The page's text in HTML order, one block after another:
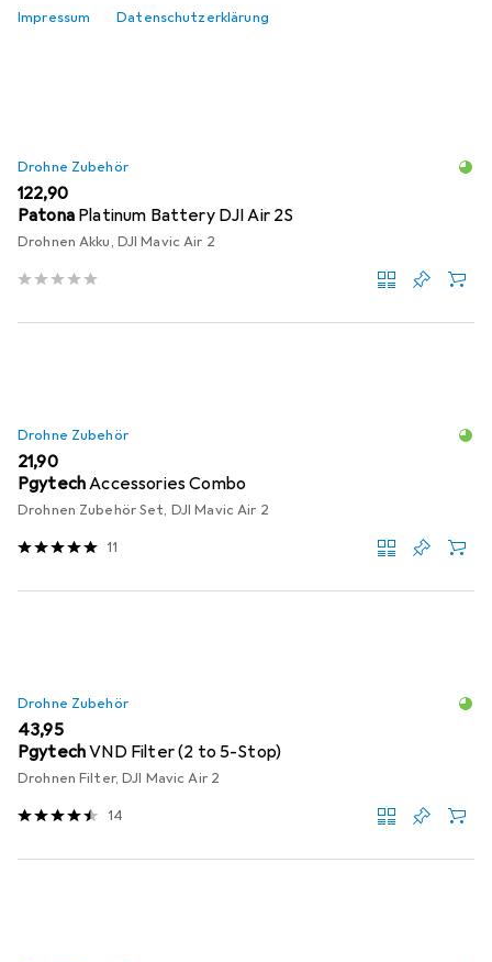
Impressum Datenschutzerklärung
24
Drohne Zubehör
EUR
122,90
Patona Platinum Battery DJI Air 2S
Drohnen Akku, DJI Mavic Air 2
Drohne Zubehör
EUR
21,90
PgytechAccessories Combo
Drohnen Zubehör Set, DJI Mavic Air 2
11
Drohne Zubehör
EUR
43,95
PgytechVND Filter (2 to 5-Stop)
Drohnen Filter, DJI Mavic Air 2
14